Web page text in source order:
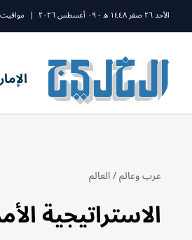
الأحد ٢٦ صفر ١٤٤٨ ه - ٠٩ أغسطس ٢٠٢٦ |
عرب وعالم/العالم
الاستراتيجية